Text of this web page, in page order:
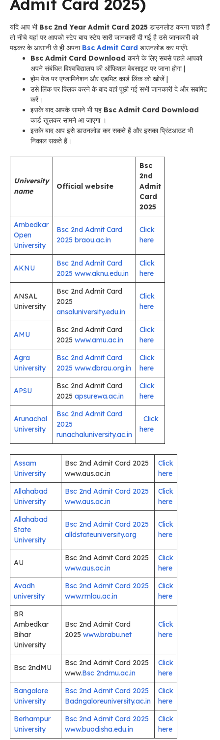
यदि आप भी Bsc 2nd Year Admit Card 2025 डाउनलोड करना चाहते हैं
तो नीचे यहां पर आपको स्टेप बाय स्टेप सारी जानकारी दी गई है उसे जानकारी को
पढ़कर के आसानी से ही अपना Bsc Admit Card डाउनलोड कर पाएंगे.
Bsc Admit Card Download करने के लिए सबसे पहले आपको
अपने संबंधित विश्वविद्यालय की ऑफिशल वेबसाइट पर जाना होगा |
होम पेज पर एग्जामिनेशन और एडमिट कार्ड लिंक को खोजें |
उसे लिंक पर क्लिक करने के बाद वहां पूछी गई सभी जानकारी दे और सबमिट
करें।
इसके बाद आपके सामने भी यह Bsc Admit Card Download
कार्ड खुलकर सामने आ जाएगा ।
इसके बाद आप इसे डाउनलोड कर सकते हैं और इसका प्रिंटआउट भी
निकाल सकते हैं।
University
name
Official website
Bsc
2nd
Admit
Card
2025
Ambedkar
Open
University
Bsc 2nd Admit Card
2025 braou.ac.in
Click
here
AKNU
Bsc 2nd Admit Card
2025 www.aknu.edu.in
Click
here
ANSAL
University
Bsc 2nd Admit Card
2025
ansaluniversity.edu.in
Click
here
AMU
Bsc 2nd Admit Card
2025 www.amu.ac.in
Click
here
Agra
University
Bsc 2nd Admit Card
2025 www.dbrau.org.in
Click
here
APSU
Bsc 2nd Admit Card
2025 apsurewa.ac.in
Click
here
Arunachal
University
Bsc 2nd Admit Card
2025
runachaluniversity.ac.in
Click
here
Assam
University
Bsc 2nd Admit Card 2025
www.aus.ac.in
Cli­ck
here
Allahabad
University
Bsc 2nd Admit Card 2025
www.aus.ac.in
Click
here
Allahabad
State
University
Bsc 2nd Admit Card 2025
alldstateuniversity.org
Click
here
AU
Bsc 2nd Admit Card 2025
www.aus.ac.in
Click
here
Avadh
university
Bsc 2nd Admit Card 2025
www.rmlau.ac.in
Click
here
BR
Ambedkar
Bihar
University
Bsc 2nd Admit Card
2025 www.brabu.net
Click
here
Bsc 2ndMU
Bsc 2nd Admit Card 2025
www.Bsc 2ndmu.ac.in
Click
here
Bangalore
University
Bsc 2nd Admit Card 2025
Badngaloreuniversity.ac.in
Click
here
Berhampur
University
Bsc 2nd Admit Card 2025
www.buodisha.edu.in
Click
here